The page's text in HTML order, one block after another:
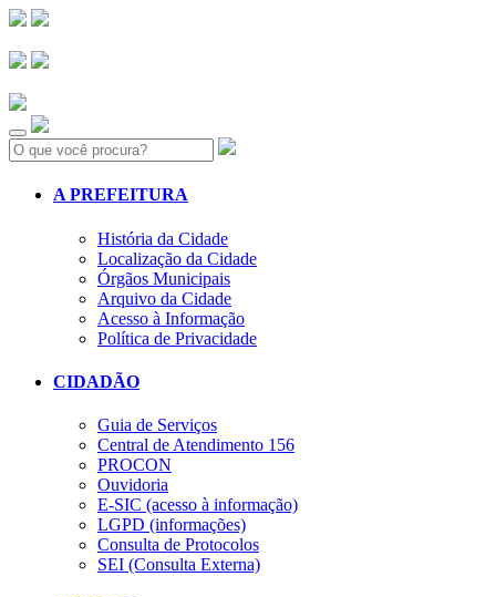
Search:
A PREFEITURA
História da Cidade
Localização da Cidade
Órgãos Municipais
Arquivo da Cidade
Acesso à Informação
Política de Privacidade
CIDADÃO
Guia de Serviços
Central de Atendimento 156
PROCON
Ouvidoria
E-SIC (acesso à informação)
LGPD (informações)
Consulta de Protocolos
SEI (Consulta Externa)